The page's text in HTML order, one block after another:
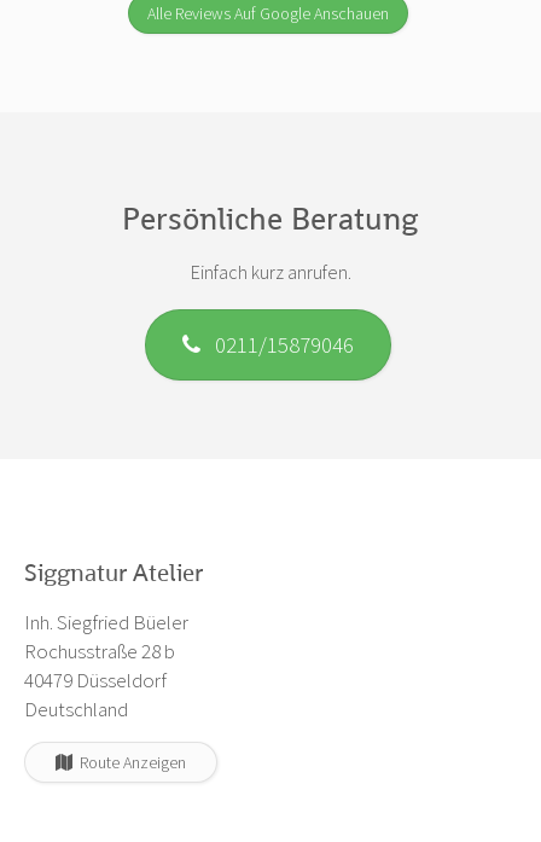
Alle Reviews Auf Google Anschauen
Persönliche Beratung
Einfach kurz anrufen.
0211/15879046
Siggnatur Atelier
Inh. Siegfried Büeler
Rochusstraße 28 b
40479 Düsseldorf
Deutschland
Route Anzeigen